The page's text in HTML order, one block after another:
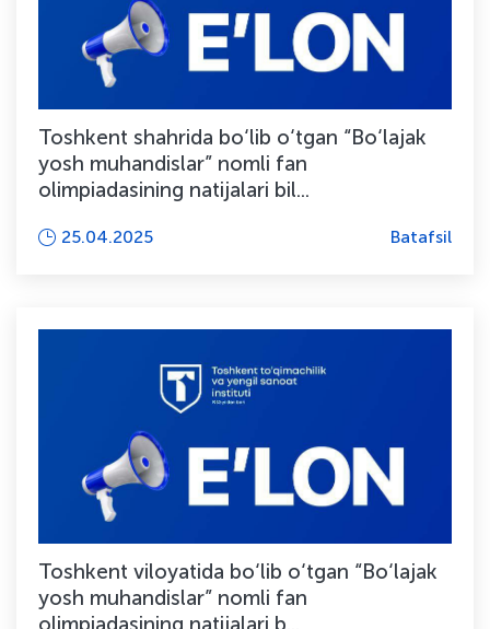
Toshkent shahrida bo‘lib o‘tgan “Bo‘lajak
yosh muhandislar” nomli fan
olimpiadasining natijalari bil...
25.04.2025 Batafsil
Toshkent viloyatida bo‘lib o‘tgan “Bo‘lajak
yosh muhandislar” nomli fan